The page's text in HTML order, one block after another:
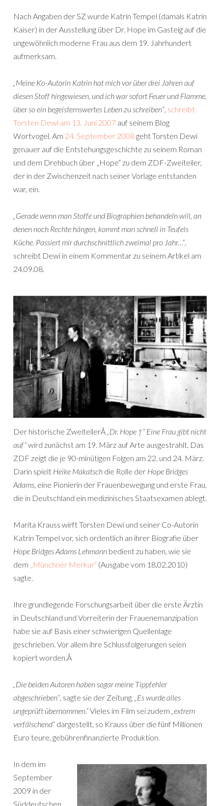
Nach Angaben der SZ wurde Katrin Tempel (damals Katrin
Kaiser) in der Ausstellung über Dr. Hope im Gasteig auf die
ungewöhnlich moderne Frau aus dem 19. Jahrhundert
aufmerksam.
„Meine Ko-Autorin Katrin hat mich vor über drei Jahren auf
diesen Stoff hingewiesen, und ich war sofort Feuer und Flamme,
über so ein begeisternswertes Leben zu schreiben“, schreibt
Torsten Dewi am 13. Juni 2007 auf seinem Blog
Wortvogel. Am 24. September 2008geht Torsten Dewi
genauer auf die Entstehungsgeschichte zu seinem Roman
und dem Drehbuch über „Hope“ zu dem ZDF-Zweiteiler,
der in der Zwischenzeit nach seiner Vorlage entstanden
war, ein.
„Gerade wenn man Stoffe und Biographien behandeln will, an
denen noch Rechte hängen, kommt man schnell in Teufels
Küche. Passiert mir durchschnittlich zweimal pro Jahr…“,
schreibt Dewi in einem Kommentar zu seinem Artikel am
24.09.08.
Der historische ZweiteilerÂ„Dr. Hope †“ Eine Frau gibt nicht
auf“wird zunächst am 19. März auf Arte ausgestrahlt. Das
ZDF zeigt die je 90-minütigen Folgen am 22. und 24. März.
Darin spielt Heike Makatsch die Rolle der Hope Bridges
Adams, eine Pionierin der Frauenbewegung und erste Frau,
die in Deutschland ein medizinisches Staatsexamen ablegt.
Marita Krauss wirft Torsten Dewi und seiner Co-Autorin
Katrin Tempel vor, sich ordentlich an ihrer Biografie über
Hope Bridges Adams Lehmann bedient zu haben, wie sie
dem „Münchner Merkur“ (Ausgabe vom 18.02.2010)
sagte.
Ihre grundlegende Forschungsarbeit über die erste Ärztin
in Deutschland und Vorreiterin der Frauenemanzipation
habe sie auf Basis einer schwierigen Quellenlage
geschrieben. Vor allem ihre Schlussfolgerungen seien
kopiert worden.Â
„Die beiden Autoren haben sogar meine Tippfehler
abgeschrieben“, sagte sie der Zeitung. „Es wurde alles
ungeprüft übernommen.“Vieles im Film sei zudem „extrem
verfälschend“ dargestellt, so Krauss über die fünf Millionen
Euro teure, gebührenfinanzierte Produktion.
In dem im
September
2009 in der
Süddeutschen